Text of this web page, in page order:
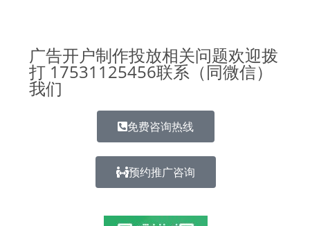
广告开户制作投放相关问题欢迎拨
打 17531125456联系（同微信）
我们
免费咨询热线
预约推广咨询